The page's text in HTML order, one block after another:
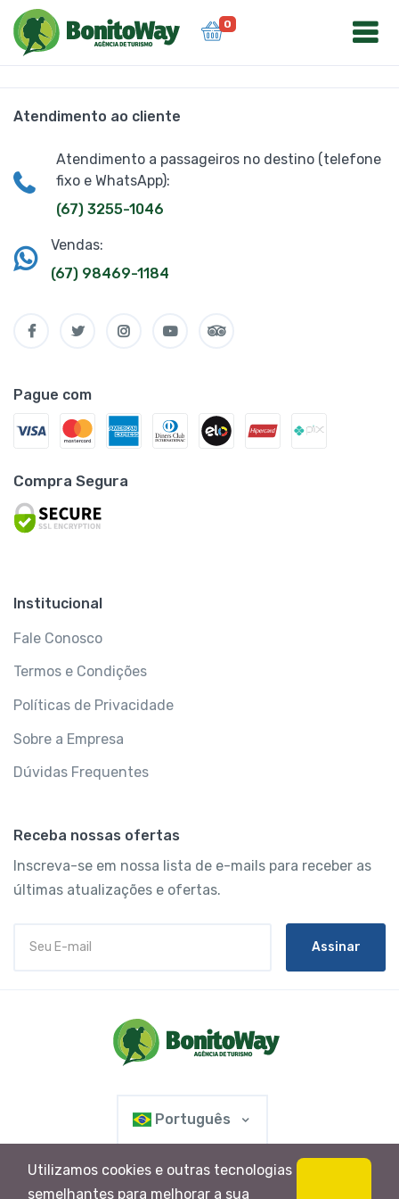
0
Atendimento ao cliente
Atendimento a passageiros no destino (telefone
fixo e WhatsApp):
(67) 3255-1046
Vendas:
(67) 98469-1184
Pague com
Compra Segura
Institucional
Fale Conosco
Termos e Condições
Políticas de Privacidade
Sobre a Empresa
Dúvidas Frequentes
Receba nossas ofertas
Inscreva-se em nossa lista de e-mails para receber as
últimas atualizações e ofertas.
Assinar
Português
Utilizamos cookies e outras tecnologias
semelhantes para melhorar a sua